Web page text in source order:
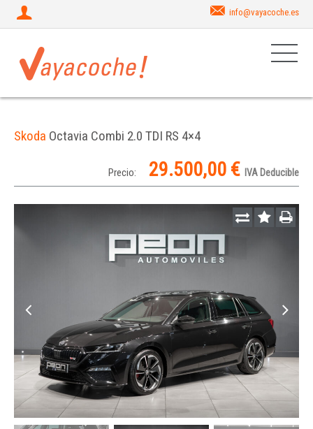
info@vayacoche.es
Skoda Octavia Combi 2.0 TDI RS 4×4
Precio: 29.500,00 € IVA Deducible